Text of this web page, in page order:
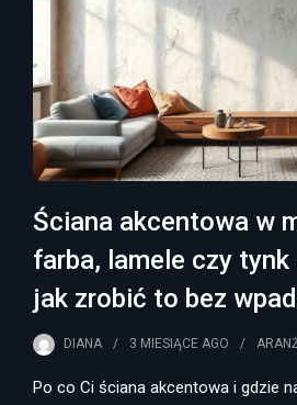
Ściana akcentowa w
farba, lamele czy
jak zrobić to bez
DIANA 3 MIESIĄCE AGO
Po co Ci ściana akcentowa i gdzie